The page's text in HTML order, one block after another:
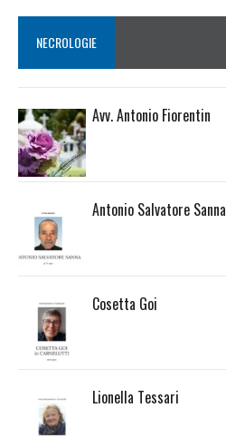
NECROLOGIE
Avv. Antonio Fiorentin
Antonio Salvatore Sanna
Cosetta Goi
Lionella Tessari